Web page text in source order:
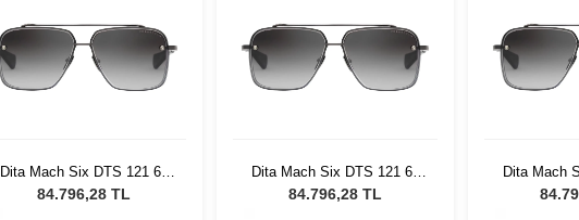
Dita Mach Six DTS 121 62
Erkek Güneş Gözlüğü
84.796,28 TL
Dita Mach Six DTS 121 62
Erkek Güneş Gözlüğü
84.796,28 TL
Dita Mach
Erkek